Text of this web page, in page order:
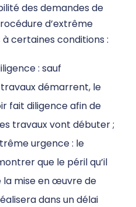
des demandes de
d’extrême
certaines conditions :
: sauf
démarrent, le
fait diligence afin de
travaux vont débuter ;
urgence : le
que le péril qu’il
la mise en œuvre de
dans un délai